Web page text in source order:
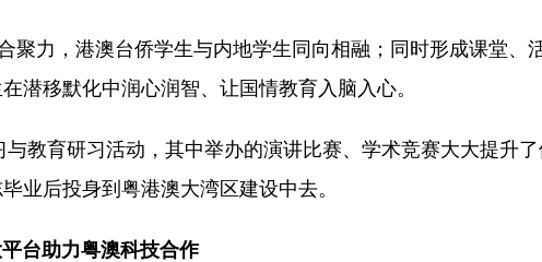
力，港澳台侨学生与内地学生同向相融；同时形成课堂、活
潜移默化中润心润智、让国情教育入脑入心。
教育研习活动，其中举办的演讲比赛、学术竞赛大大提升了
业后投身到粤港澳大湾区建设中去。
台助力粤澳科技合作